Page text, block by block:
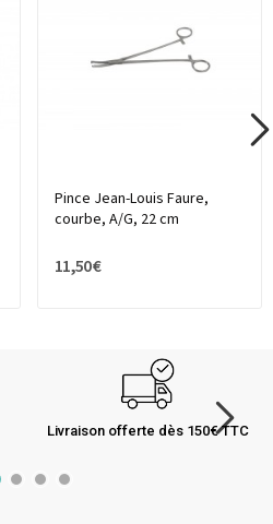
Pince Jean-Louis Faure,
courbe, A/G, 22 cm
11,50 €
Livraison offerte dès 150€ TTC